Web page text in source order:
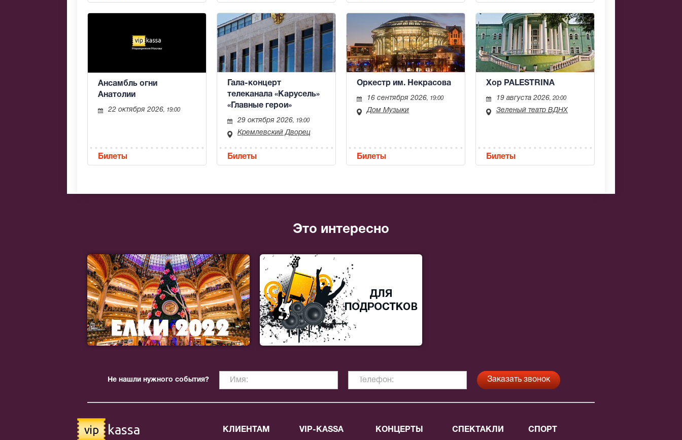
Ансамбль огни
Анатолии
22 октября 2026, 19:00
Билеты
Гала-концерт
телеканала «Карусель»
«Главные герои»
29 октября 2026, 19:00
Кремлевский Дворец
Билеты
Оркестр им. Некрасова
16 сентября 2026, 19:00
Дом Музыки
Билеты
Хор PALESTRINA
19 августа 2026, 20:00
Зеленый театр ВДНХ
Билеты
Это интересно
Не нашли нужного события?
vip kassa КЛИЕНТАМ VIP-KASSA КОНЦЕРТЫ СПЕКТАКЛИ СПОРТ